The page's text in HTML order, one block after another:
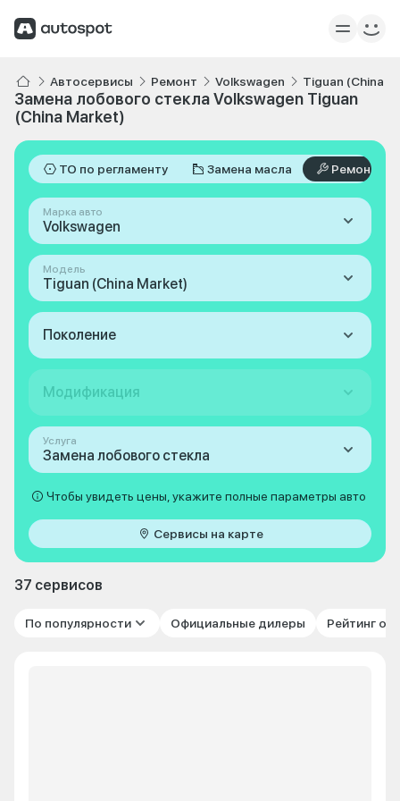
Автосервисы Ремонт Volkswagen Tiguan (China
Замена лобового стекла Volkswagen Tiguan
(China Market)
ТО по регламенту Замена масла Ремонт
Марка авто
Volkswagen
Модель
Tiguan (China Market)
Поколение
Модификация
Услуга
Замена лобового стекла
Чтобы увидеть цены, укажите полные параметры авто
Сервисы на карте
37 сервисов
По популярности Официальные дилеры Рейтинг